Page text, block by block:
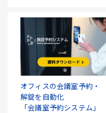
オフィスの会議室予約・
解錠を自動化
「会議室予約システム」